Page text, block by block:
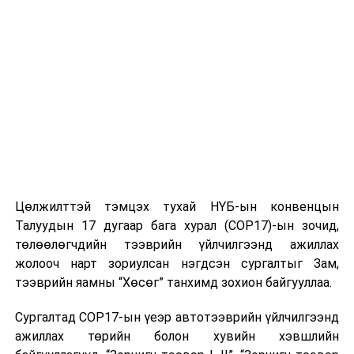
Цөлжилттэй тэмцэх тухай НҮБ-ын конвенцын
Талуудын 17 дугаар бага хурал (COP17)-ын зочид,
төлөөлөгчдийн тээврийн үйлчилгээнд ажиллах
жолооч нарт зориулсан нэгдсэн сургалтыг Зам,
тээврийн яамны “Хөсөг” танхимд зохион байгууллаа.
Сургалтад COP17-ын үеэр автотээврийн үйлчилгээнд
ажиллах төрийн болон хувийн хэвшлийн